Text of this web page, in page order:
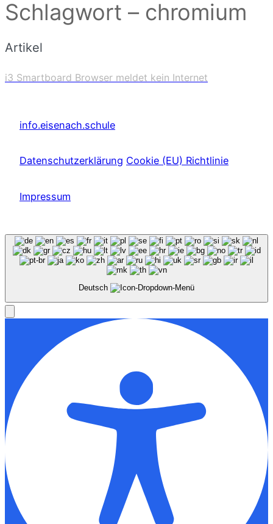
Schlagwort – chromium
Artikel
i3 Smartboard Browser meldet kein Internet
info.eisenach.schule
Datenschutzerklärung Cookie (EU) Richtlinie
Impressum
Deutsch